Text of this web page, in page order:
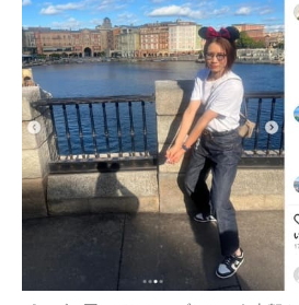
ビジネスと働き方のヒント
AI活用のいまが分かる
企業ITのトレンドを詳説
経営リーダーのコミュニティ
マーケ×ITの今がよく分かる
ITエンジニア向け専門サイト
企業向けIT製品の総合サイト